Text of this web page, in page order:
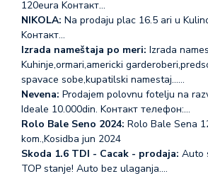
120eura Koнтакт…
NIKOLA: Na prodaju plac 16.5 ari u
Koнтакт…
Izrada nameštaja po meri: Izrada
Kuhinje,ormari,americki
spavace sobe,kupatilski namestaj...…
Nevena: Prodajem polovnu fotelju na
Ideale 10.000din. Koнтакт телефон:…
Rolo Bale Seno 2024: Rolo Bale Sena
kom.,Kosidba jun 2024
Skoda 1.6 TDI - Cacak - prodaja: Auto
TOP stanje! Auto bez ulaganja.…